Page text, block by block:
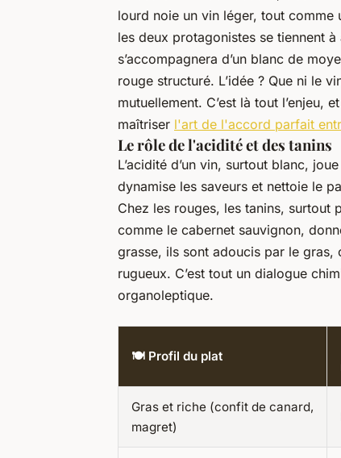
lourd noie un vin léger, tout
les deux protagonistes se tiennent à
s’accompagnera d’un blanc de
rouge structuré. L’idée ? Que ni le
mutuellement. C’est là tout l’enjeu,
maîtriser l'art de l'accord parfait
Le rôle de l'acidité et des tanins
L’acidité d’un vin, surtout blanc,
dynamise les saveurs et nettoie le
Chez les rouges, les tanins, surtout
comme le cabernet sauvignon,
grasse, ils sont adoucis par le gras,
rugueux. C’est tout un dialogue
organoleptique.
🍽️ Profil du plat
Gras et riche (confit de canard,
magret)